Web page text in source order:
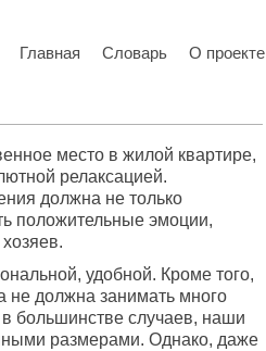
Главная Словарь О проекте
место в жилой квартире,
релаксацией.
должна не только
положительные эмоции,
удобной. Кроме того,
не должна занимать много
большинстве случаев, наши
размерами. Однако, даже